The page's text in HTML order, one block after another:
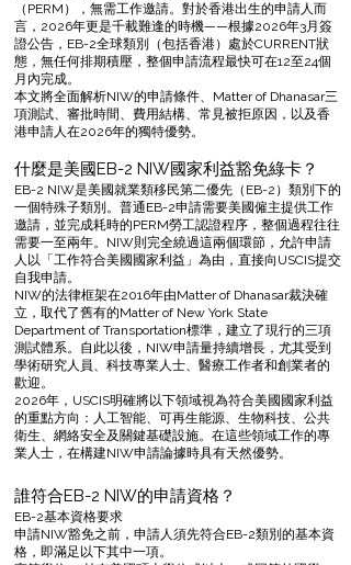
（PERM），無需工作邀請。對於香港出生的申請人而
言，2026年更是千載難逢的時機——根據2026年3月簽
證公告，EB-2全球類別（包括香港）處於CURRENT狀
態，無任何排期積壓，整個申請流程最快可在12至24個
月內完成。
本文將全面解析NIW的申請條件、Matter of Dhanasar三
項測試、審批時間、費用結構、常見被拒原因，以及香
港申請人在2026年的獨特優勢。
什麼是美國EB-2 NIW國家利益豁免綠卡？
EB-2 NIW是美國就業類移民第二優先（EB-2）類別下的
一個特殊子類別。普通EB-2申請需要美國僱主提供工作
邀請，並完成耗時的PERM勞工認證程序，整個過程往往
需要一至兩年。NIW則完全繞過這兩個環節，允許申請
人以「工作符合美國國家利益」為由，直接向USCIS提交
自我申請。
NIW的法律框架在2016年由Matter of Dhanasar裁決確
立，取代了舊有的Matter of New York State
Department of Transportation標準，建立了現行的三項
測試體系。自此以後，NIW申請量持續增長，尤其受到
學術研究人員、科技專業人士、醫療工作者和創業者的
歡迎。
2026年，USCIS明確將以下領域視為符合美國國家利益
的重點方向：人工智能、可再生能源、生物科技、公共
衛生、網絡安全及關鍵基礎設施。在這些領域工作的專
業人士，在構建NIW申請論據時具有天然優勢。
誰符合EB-2 NIW的申請資格？
EB-2基本資格要求
申請NIW豁免之前，申請人須先符合EB-2類別的基本資
格，即滿足以下其中一項。